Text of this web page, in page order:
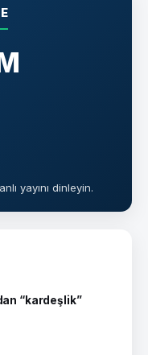
yayını dinleyin.
“kardeşlik”